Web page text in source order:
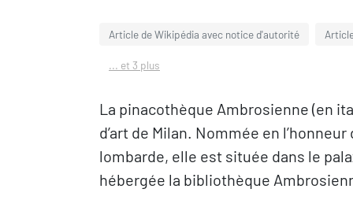
Article de Wikipédia avec notice d'autorité
... et 3 plus
La pinacothèque Ambrosienne (en
d’art de Milan. Nommée en
lombarde, elle est située dans le
hébergée la bibliothèque